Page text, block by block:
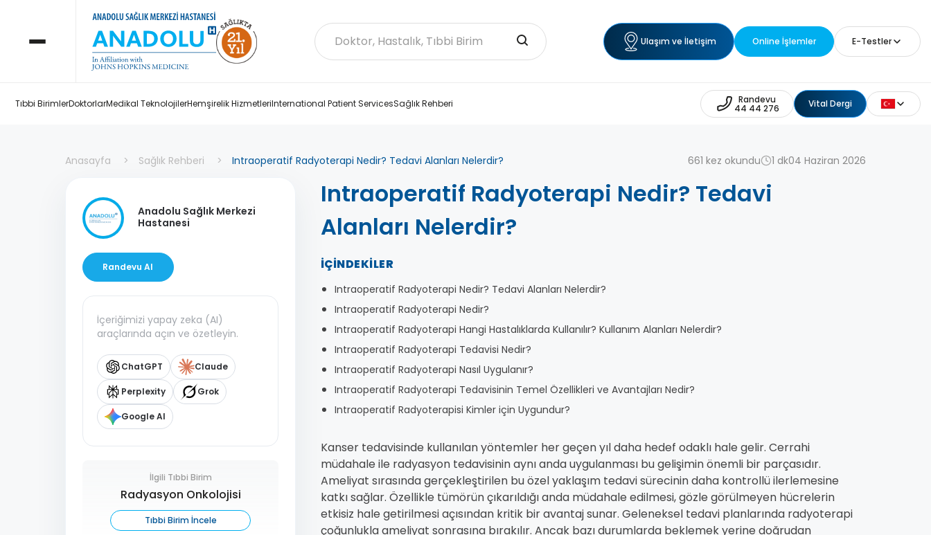
Ulaşım ve İletişim Online İşlemler E-Testler
Tıbbi BirimlerDoktorlarMedikal TeknolojilerHemşirelik HizmetleriInternational Patient ServicesSağlık Rehberi Randevu
44 44 276 Vital Dergi
Anasayfa Sağlık Rehberi Intraoperatif Radyoterapi Nedir? Tedavi Alanları Nelerdir? 661 kez okundu 1 dk04 Haziran 2026
Anadolu Sağlık Merkezi
Hastanesi
Randevu Al
İçeriğimizi yapay zeka (AI)
araçlarında açın ve özetleyin.
ChatGPT Claude
Perplexity Grok
Google AI
İlgili Tıbbi Birim
Radyasyon Onkolojisi
Tıbbi Birim İncele
Intraoperatif Radyoterapi Nedir? Tedavi
Alanları Nelerdir?
İÇINDEKILER
Intraoperatif Radyoterapi Nedir? Tedavi Alanları Nelerdir?
Intraoperatif Radyoterapi Nedir?
Intraoperatif Radyoterapi Hangi Hastalıklarda Kullanılır? Kullanım Alanları Nelerdir?
Intraoperatif Radyoterapi Tedavisi Nedir?
Intraoperatif Radyoterapi Nasıl Uygulanır?
Intraoperatif Radyoterapi Tedavisinin Temel Özellikleri ve Avantajları Nedir?
Intraoperatif Radyoterapisi Kimler için Uygundur?
Kanser tedavisinde kullanılan yöntemler her geçen yıl daha hedef odaklı hale gelir. Cerrahi
müdahale ile radyasyon tedavisinin aynı anda uygulanması bu gelişimin önemli bir parçasıdır.
Ameliyat sırasında gerçekleştirilen bu özel yaklaşım tedavi sürecinin daha kontrollü ilerlemesine
katkı sağlar. Özellikle tümörün çıkarıldığı anda müdahale edilmesi, gözle görülmeyen hücrelerin
etkisiz hale getirilmesi açısından kritik bir avantaj sunar. Geleneksel tedavi planlarında radyoterapi
çoğunlukla ameliyat sonrasına bırakılır. Ancak bazı durumlarda beklemek yerine doğrudan